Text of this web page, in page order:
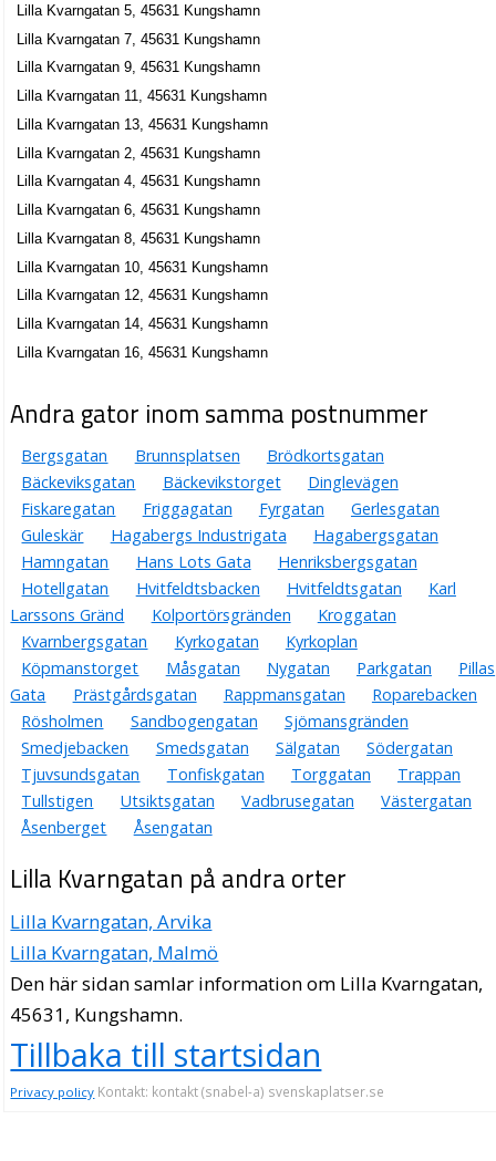
Lilla Kvarngatan 5, 45631 Kungshamn
Lilla Kvarngatan 7, 45631 Kungshamn
Lilla Kvarngatan 9, 45631 Kungshamn
Lilla Kvarngatan 11, 45631 Kungshamn
Lilla Kvarngatan 13, 45631 Kungshamn
Lilla Kvarngatan 2, 45631 Kungshamn
Lilla Kvarngatan 4, 45631 Kungshamn
Lilla Kvarngatan 6, 45631 Kungshamn
Lilla Kvarngatan 8, 45631 Kungshamn
Lilla Kvarngatan 10, 45631 Kungshamn
Lilla Kvarngatan 12, 45631 Kungshamn
Lilla Kvarngatan 14, 45631 Kungshamn
Lilla Kvarngatan 16, 45631 Kungshamn
Andra gator inom samma postnummer
Bergsgatan Brunnsplatsen
Brödkortsgatan
Bäckeviksgatan
Bäckevikstorget
Dinglevägen
Fiskaregatan
Friggagatan Fyrgatan
Gerlesgatan
Guleskär
Hagabergs Industrigata
Hagabergsgatan
Hamngatan
Hans Lots Gata
Henriksbergsgatan
Hotellgatan
Hvitfeldtsbacken Hvitfeldtsgatan
Karl
Larssons Gränd
Kolportörsgränden
Kroggatan
Kvarnbergsgatan
Kyrkogatan
Kyrkoplan
Köpmanstorget
Måsgatan Nygatan Parkgatan
Pillas
Gata
Prästgårdsgatan Rappmansgatan
Roparebacken
Rösholmen
Sandbogengatan
Sjömansgränden
Smedjebacken
Smedsgatan Sälgatan
Södergatan
Tjuvsundsgatan
Tonfiskgatan Torggatan
Trappan
Tullstigen
Utsiktsgatan Vadbrusegatan
Västergatan
Åsenberget
Åsengatan
Lilla Kvarngatan på andra orter
Lilla Kvarngatan, Arvika
Lilla Kvarngatan, Malmö
Den här sidan samlar information om Lilla Kvarngatan,
45631, Kungshamn.
Tillbaka till startsidan
Privacy policy Kontakt: kontakt (snabel-a) svenskaplatser.se